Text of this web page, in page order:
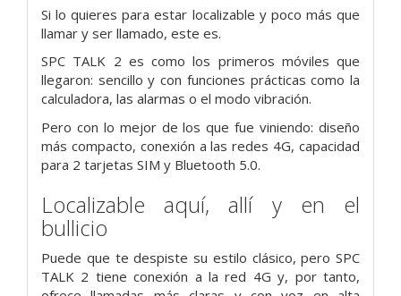
Si lo quieres para estar localizable y poco más que
llamar y ser llamado, este es.
SPC TALK 2 es como los primeros móviles que
llegaron: sencillo y con funciones prácticas como la
calculadora, las alarmas o el modo vibración.
Pero con lo mejor de los que fue viniendo: diseño
más compacto, conexión a las redes 4G, capacidad
para 2 tarjetas SIM y Bluetooth 5.0.
Localizable aquí, allí y en el
bullicio
Puede que te despiste su estilo clásico, pero SPC
TALK 2 tiene conexión a la red 4G y, por tanto,